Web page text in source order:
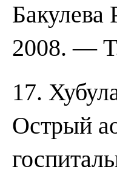
2008. —
17.
Острый